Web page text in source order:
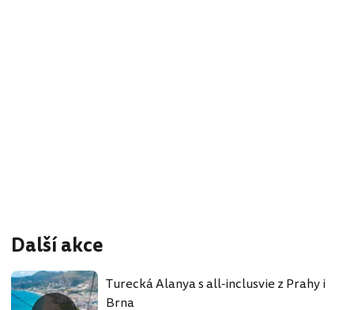
Další akce
Turecká Alanya s all-inclusvie z Prahy i
Brna